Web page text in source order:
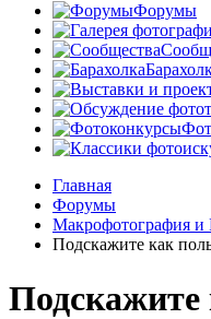
Форумы
Главная
Форумы
Макрофотография
Подскажите как
Подскажите